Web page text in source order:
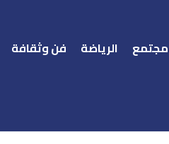
مجتمع الرياضة فن وثقافة